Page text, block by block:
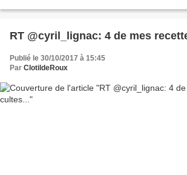
RT @cyril_lignac: 4 de mes
Publié le 30/10/2017 à 15:45
Par ClotildeRoux